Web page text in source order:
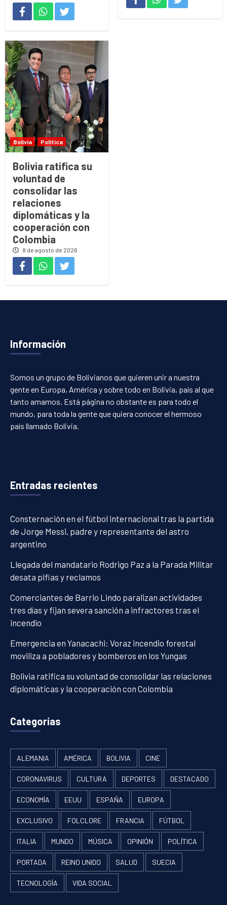
Bolivia Política
Bolivia ratifica su
voluntad de
consolidar las
relaciones
diplomáticas y la
cooperación con
Colombia
8 de agosto de 2026
Información
Somos un grupo de Bolivianos que quieren unir a nuestra
gente en Europa, América y sobre todo en Bolivia, país al que
tanto amamos. Está página no obstante es para todo el
mundo, para toda la gente que quiera conocer el hermoso
país llamado Bolivia.
Entradas recientes
Consternación en el fútbol internacional tras la partida
de Jorge Messi, padre y representante del astro
argentino
Llegada del mandatario Rodrigo Paz a la Parada Militar
desata pifias y reclamos
Comerciantes de Barrio Lindo paralizan actividades
tres días y fijan severa sanción a infractores tras el
incendio
Emergencia en Yanacachi: Voraz incendio forestal
moviliza a pobladores y bomberos en los Yungas
Bolivia ratifica su voluntad de consolidar las relaciones
diplomáticas y la cooperación con Colombia
Categorías
ALEMANIA AMÉRICA BOLIVIA CINE
CORONAVIRUS CULTURA DEPORTES DESTACADO
ECONOMÍA EEUU ESPAÑA EUROPA
EXCLUSIVO FOLCLORE FRANCIA FÚTBOL
ITALIA MUNDO MÚSICA OPINIÓN POLÍTICA
PORTADA REINO UNIDO SALUD SUECIA
TECNOLOGÍA VIDA SOCIAL